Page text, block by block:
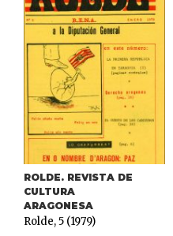
ROLDE. REVISTA DE
CULTURA
ARAGONESA
Rolde, 5 (1979)